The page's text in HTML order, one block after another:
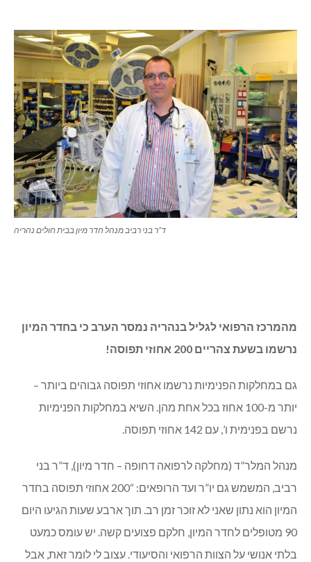
ד”ר בני רביב מנהל חדר מיון בבית חולים נהריה
מהמרכז הרפואי לגליל בנהריה נמסר הערב כי בחדר המיון
נרשמו בשעת צהריים 200 אחוזי תפוסה!
גם במחלקות הפנימיות נרשמו אחוזי תפוסה גבוהים ביותר –
יותר מ-100 אחוז בכל אחת מהן. השיא במחלקות הפנימיות
נרשם בפנימית ו’, עם 142 אחוזי תפוסה.
מנהל המלר”ד (מחלקה לרפואה דחופה – חדר מיון), ד”ר בני
רביב, המשמש גם יו”ר ועד הרופאים: “200 אחוזי תפוסה בחדר
המיון הוא נתון שאני לא זוכר זמן רב. תוך ארבע שעות הגיעו היום
90 מטופלים לחדר המיון, חלקם פצועים קשה. יש עומס כמעט
בלתי אנושי על הצוות הרפואי והסיעודי. עצוב לי לומר זאת, אבל